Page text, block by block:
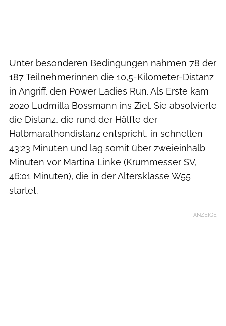
Unter besonderen Bedingungen nahmen 78 der
187 Teilnehmerinnen die 10,5-Kilometer-Distanz
in Angriff, den Power Ladies Run. Als Erste kam
2020 Ludmilla Bossmann ins Ziel. Sie absolvierte
die Distanz, die rund der Hälfte der
Halbmarathondistanz entspricht, in schnellen
43:23 Minuten und lag somit über zweieinhalb
Minuten vor Martina Linke (Krummesser SV,
46:01 Minuten), die in der Altersklasse W55
startet.
ANZEIGE